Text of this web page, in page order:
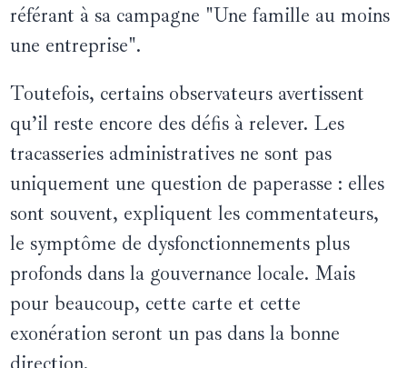
référant à sa campagne "Une famille au moins
une entreprise".
Toutefois, certains observateurs avertissent
qu’il reste encore des défis à relever. Les
tracasseries administratives ne sont pas
uniquement une question de paperasse : elles
sont souvent, expliquent les commentateurs,
le symptôme de dysfonctionnements plus
profonds dans la gouvernance locale. Mais
pour beaucoup, cette carte et cette
exonération seront un pas dans la bonne